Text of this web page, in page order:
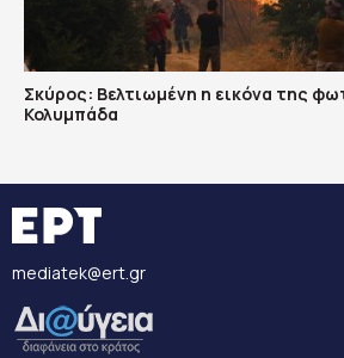
Σκύρος: Βελτιωμένη η εικόνα της
Κολυμπάδα
mediatek@ert.gr